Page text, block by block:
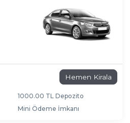
Hemen Kirala
1000.00 TL Depozito
Mini Ödeme İmkanı